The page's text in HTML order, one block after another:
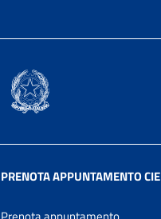
PRENOTA APPUNTAMENTO CIE